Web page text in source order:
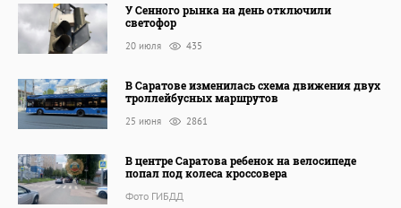
У Сенного рынка на день отключили
светофор
20 июля 435
В Саратове изменилась схема движения двух
троллейбусных маршрутов
25 июня 2861
В центре Саратова ребенок на велосипеде
попал под колеса кроссовера
Фото ГИБДД